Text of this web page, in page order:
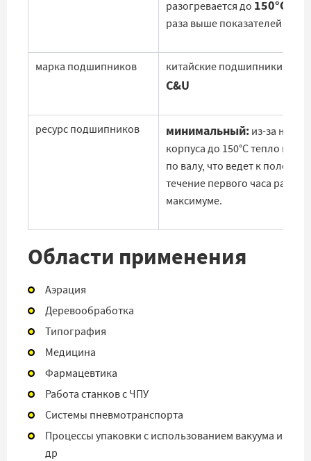
разогревается до 150°C
раза выше показателей
марка подшипников китайские подшипники
C&U
ресурс подшипников минимальный: из-за
корпуса до 150°C тепло
по валу, что ведет к поломке
течение первого часа
максимуме.
Области применения
Аэрация
Деревообработка
Типография
Медицина
Фармацевтика
Работа станков с ЧПУ
Системы пневмотранспорта
Процессы упаковки с использованием вакуума и
др